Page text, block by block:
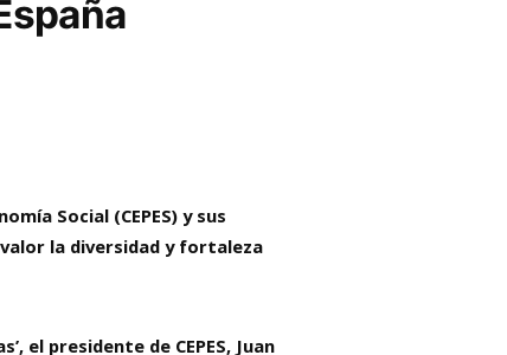
Social (CEPES) y sus
la diversidad y fortaleza
el presidente de CEPES, Juan